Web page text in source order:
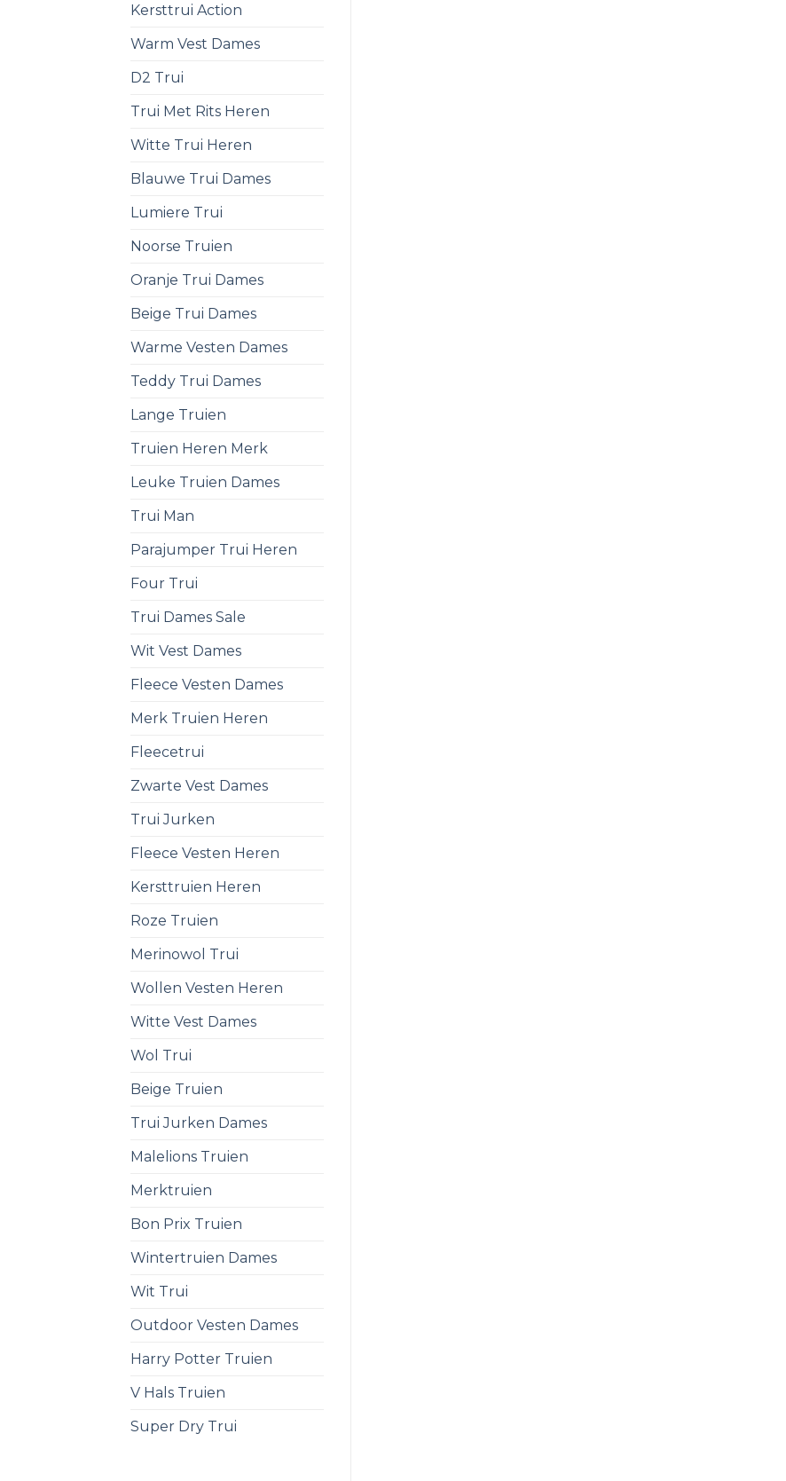
Kersttrui Action
Warm Vest Dames
D2 Trui
Trui Met Rits Heren
Witte Trui Heren
Blauwe Trui Dames
Lumiere Trui
Noorse Truien
Oranje Trui Dames
Beige Trui Dames
Warme Vesten Dames
Teddy Trui Dames
Lange Truien
Truien Heren Merk
Leuke Truien Dames
Trui Man
Parajumper Trui Heren
Four Trui
Trui Dames Sale
Wit Vest Dames
Fleece Vesten Dames
Merk Truien Heren
Fleecetrui
Zwarte Vest Dames
Trui Jurken
Fleece Vesten Heren
Kersttruien Heren
Roze Truien
Merinowol Trui
Wollen Vesten Heren
Witte Vest Dames
Wol Trui
Beige Truien
Trui Jurken Dames
Malelions Truien
Merktruien
Bon Prix Truien
Wintertruien Dames
Wit Trui
Outdoor Vesten Dames
Harry Potter Truien
V Hals Truien
Super Dry Trui